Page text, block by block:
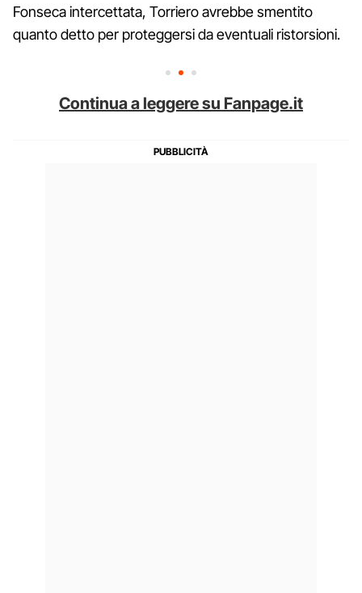
Fonseca intercettata, Torriero avrebbe smentito
quanto detto per proteggersi da eventuali ristorsioni.
Continua a leggere su Fanpage.it